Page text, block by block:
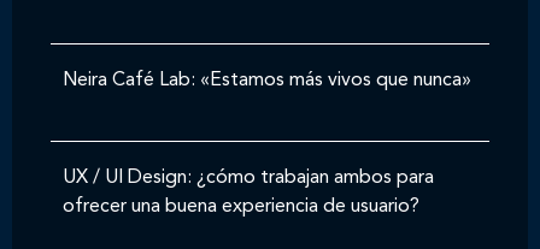
Neira Café Lab: «Estamos más vivos que nunca»
UX / UI Design: ¿cómo trabajan ambos para
ofrecer una buena experiencia de usuario?